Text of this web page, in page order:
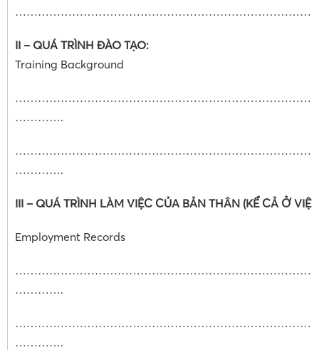
……………………………………………………………………..
II – QUÁ TRÌNH ĐÀO TẠO:
Training Background
………….
………….
III – QUÁ TRÌNH LÀM VIỆC CỦA BẢN THÂN (KỂ CẢ Ở
Employment Records
………….
………….